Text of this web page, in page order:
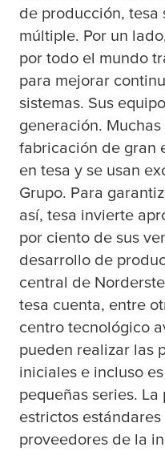
de producción, tesa
múltiple. Por un
por todo el mundo
para mejorar
sistemas. Sus
generación.
fabricación de gran
en tesa y se usan
Grupo. Para
así, tesa invierte
por ciento de sus
desarrollo de
central de
tesa cuenta, entre
centro tecnológico
pueden realizar las
iniciales e incluso
pequeñas series.
estrictos
proveedores de la